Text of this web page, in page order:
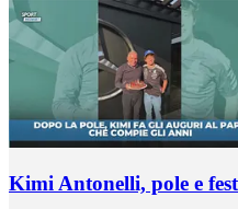
Kimi Antonelli, pole e